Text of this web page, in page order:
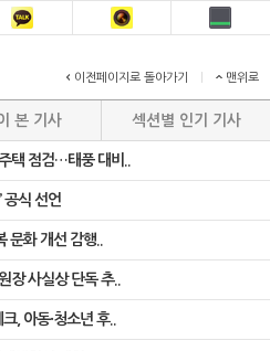
이전페이지로 돌아가기 맨위로
본 기사 섹션별 인기 기사
택 점검…태풍 대비..
공식 선언
문화 개선 감행..
장 사실상 단독 추..
, 아동·청소년 후..